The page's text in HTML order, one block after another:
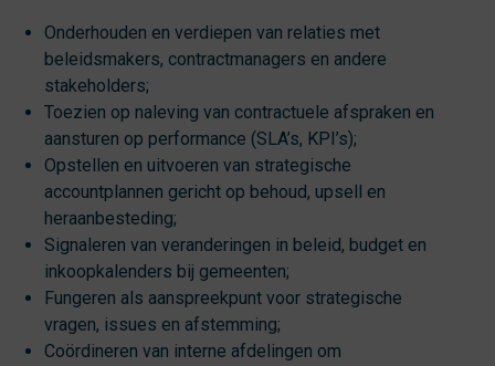
Onderhouden en verdiepen van relaties met
beleidsmakers, contractmanagers en andere
stakeholders;
Toezien op naleving van contractuele afspraken en
aansturen op performance (SLA’s, KPI’s);
Opstellen en uitvoeren van strategische
accountplannen gericht op behoud, upsell en
heraanbesteding;
Signaleren van veranderingen in beleid, budget en
inkoopkalenders bij gemeenten;
Fungeren als aanspreekpunt voor strategische
vragen, issues en afstemming;
Coördineren van interne afdelingen om